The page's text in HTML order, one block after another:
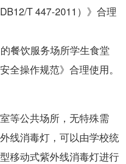
T 447-2011）》合理
餐饮服务场所学生食堂
全操作规范》合理使用。
等公共场所，无特殊需
线消毒灯，可以由学校统
移动式紫外线消毒灯进行